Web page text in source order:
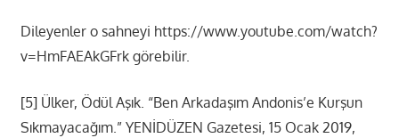
Dileyenler o sahneyi https://www.youtube.com/watch?
v=HmFAEAkGFrk görebilir.
[5] Ülker, Ödül Aşık. “Ben Arkadaşım Andonis’e Kurşun
Sıkmayacağım.” YENİDÜZEN Gazetesi, 15 Ocak 2019,